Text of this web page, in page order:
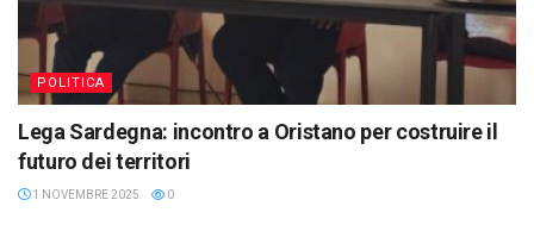
POLITICA
Lega Sardegna: incontro a Oristano per costruire il
futuro dei territori
1 NOVEMBRE 2025 0